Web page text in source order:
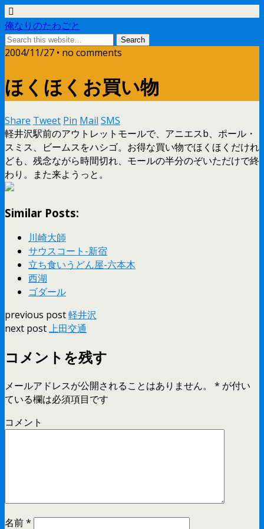
俺なりのたわごと
2004/11/27 • no comments
ほくほくお買い物
Share Tweet Pin Mail SMS
軽井沢駅前のアウトレットモールで、アニエスb、ポール・
スミス、ビームスをハシゴ。お得な買い物でほくほくだけれ
ども、残念ながら時間切れ、モールの半分のぞいただけで終
わり。また来ようっと。
Similar Posts:
川崎大師
サウスコート-新宿
立ち食いうどん屋-六本木
西湖
ゴダール
previous post軽井沢
next post上田交通
コメントを残す
メールアドレスが公開されることはありません。 * が付い
ている欄は必須項目です
コメント
名前*